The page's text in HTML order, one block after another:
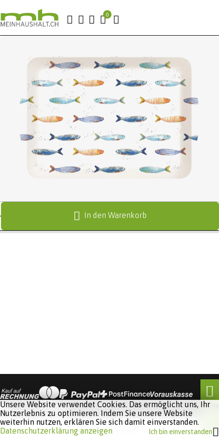
In den Warenkorb
Software:
Unsere Website verwendet Cookies. Das ermöglicht uns, Ihr
Nutzerlebnis zu optimieren. Indem Sie unsere Website
weiterhin nutzen, erklären Sie sich damit einverstanden.
Datenschutzerklärung anzeigen
Ich bin einverstanden